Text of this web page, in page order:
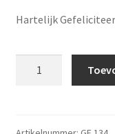
Hartelijk